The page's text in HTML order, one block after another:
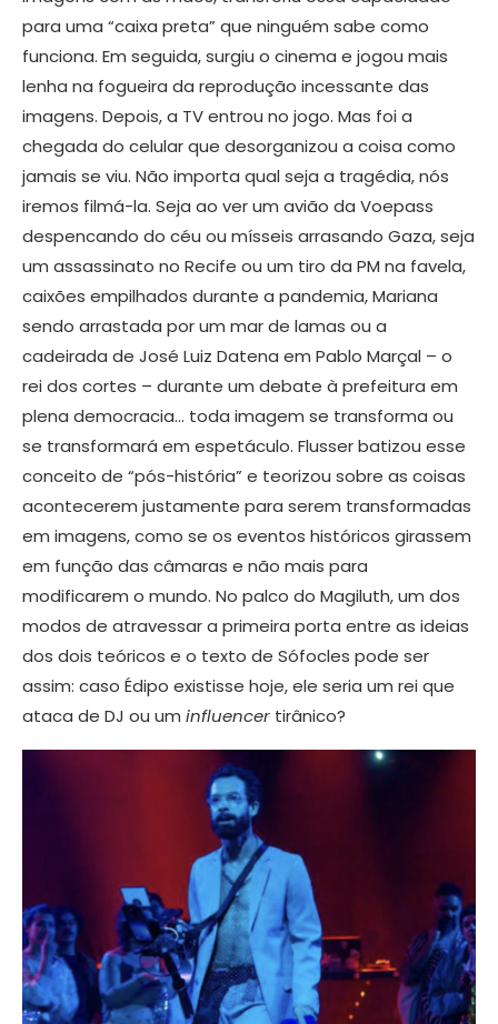
para uma “caixa preta” que ninguém sabe como
funciona. Em seguida, surgiu o cinema e jogou mais
lenha na fogueira da reprodução incessante das
imagens. Depois, a TV entrou no jogo. Mas foi a
chegada do celular que desorganizou a coisa como
jamais se viu. Não importa qual seja a tragédia, nós
iremos filmá-la. Seja ao ver um avião da Voepass
despencando do céu ou mísseis arrasando Gaza, seja
um assassinato no Recife ou um tiro da PM na favela,
caixões empilhados durante a pandemia, Mariana
sendo arrastada por um mar de lamas ou a
cadeirada de José Luiz Datena em Pablo Marçal – o
rei dos cortes – durante um debate à prefeitura em
plena democracia… toda imagem se transforma ou
se transformará em espetáculo. Flusser batizou esse
conceito de “pós-história” e teorizou sobre as coisas
acontecerem justamente para serem transformadas
em imagens, como se os eventos históricos girassem
em função das câmaras e não mais para
modificarem o mundo. No palco do Magiluth, um dos
modos de atravessar a primeira porta entre as ideias
dos dois teóricos e o texto de Sófocles pode ser
assim: caso Édipo existisse hoje, ele seria um rei que
ataca de DJ ou um influencer tirânico?